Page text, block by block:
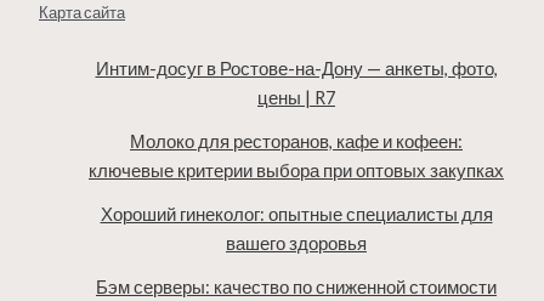
Карта сайта
Интим-досуг в Ростове-на-Дону — анкеты, фото,
цены | R7
Молоко для ресторанов, кафе и кофеен:
ключевые критерии выбора при оптовых закупках
Хороший гинеколог: опытные специалисты для
вашего здоровья
Бэм серверы: качество по сниженной стоимости